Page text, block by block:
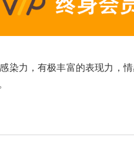
染力，有极丰富的表现力，